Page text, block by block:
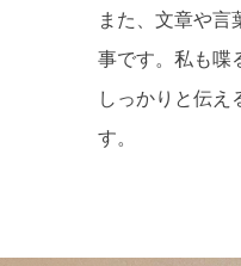
また、文章や言
事です。私も喋
しっかりと伝え
す。